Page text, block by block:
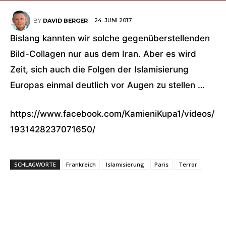
BY DAVID BERGER 24. JUNI 2017
Bislang kannten wir solche gegenüberstellenden
Bild-Collagen nur aus dem Iran. Aber es wird
Zeit, sich auch die Folgen der Islamisierung
Europas einmal deutlich vor Augen zu stellen …
https://www.facebook.com/KamieniKupa1/videos/
1931428237071650/
SCHLAGWORTE Frankreich Islamisierung Paris Terror